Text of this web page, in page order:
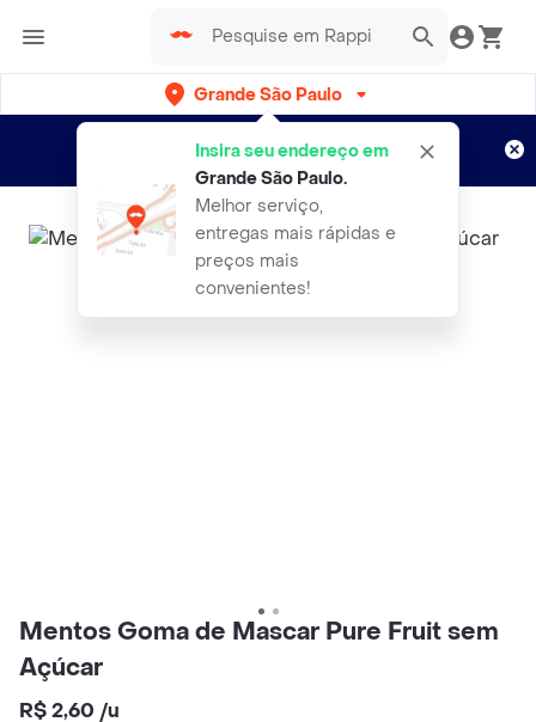
Grande São Paulo
Insira seu endereço em
Grande São Paulo.
Melhor serviço,
entregas mais rápidas e
preços mais
convenientes!
Entregas grátis por 15 dias!
Aplicam T&C
Mentos Goma de Mascar Pure Fruit sem
Açúcar
R$ 2,60 /u